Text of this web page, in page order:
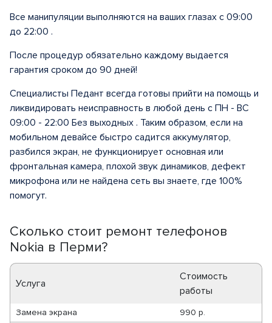
Сколько стоит ремонт телефонов
Nokia в Перми?
Услуга
Стоимость
работы
Замена экрана
990 р.
Все манипуляции выполняются на ваших глазах с 09:00
до 22:00 .
После процедур обязательно каждому выдается
гарантия сроком до 90 дней!
Специалисты Педант всегда готовы прийти на помощь и
ликвидировать неисправность в любой день с ПН - ВС
09:00 - 22:00 Без выходных . Таким образом, если на
мобильном девайсе быстро садится аккумулятор,
разбился экран, не функционирует основная или
фронтальная камера, плохой звук динамиков, дефект
микрофона или не найдена сеть вы знаете, где 100%
помогут.